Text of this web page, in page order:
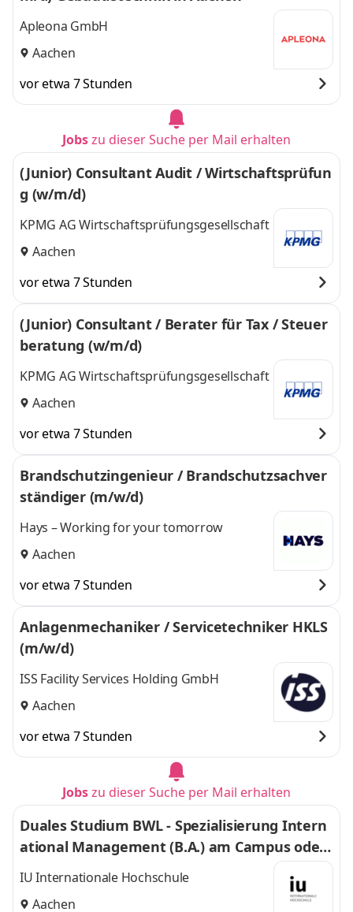
Apleona GmbH
Aachen
vor etwa 7 Stunden
Jobszu dieser Suche per Mail erhalten
(Junior) Consultant Audit / Wirtschaftsprüfun
g (w/m/d)
KPMG AG Wirtschaftsprüfungsgesellschaft
Aachen
vor etwa 7 Stunden
(Junior) Consultant / Berater für Tax / Steuer
beratung (w/m/d)
KPMG AG Wirtschaftsprüfungsgesellschaft
Aachen
vor etwa 7 Stunden
Brandschutzingenieur / Brandschutzsachver
ständiger (m/w/d)
Hays – Working for your tomorrow
Aachen
vor etwa 7 Stunden
Anlagenmechaniker / Servicetechniker HKLS
(m/w/d)
ISS Facility Services Holding GmbH
Aachen
vor etwa 7 Stunden
Jobszu dieser Suche per Mail erhalten
Duales Studium BWL - Spezialisierung Intern
ational Management (B.A.) am Campus oder
virtuell
IU Internationale Hochschule
Aachen